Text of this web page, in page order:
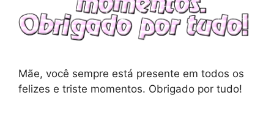
Mãe, você sempre está presente em todos os
felizes e triste momentos. Obrigado por tudo!